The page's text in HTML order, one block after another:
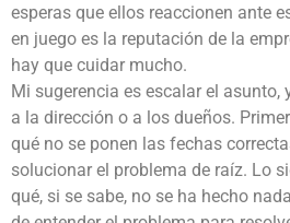
esperas que ellos reaccionen ante
en juego es la reputación de la
hay que cuidar mucho.
Mi sugerencia es escalar el asunto,
a la dirección o a los dueños.
qué no se ponen las fechas
solucionar el problema de raíz. Lo
qué, si se sabe, no se ha hecho